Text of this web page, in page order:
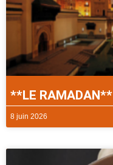
**LE RAMADAN**
8 juin 2026